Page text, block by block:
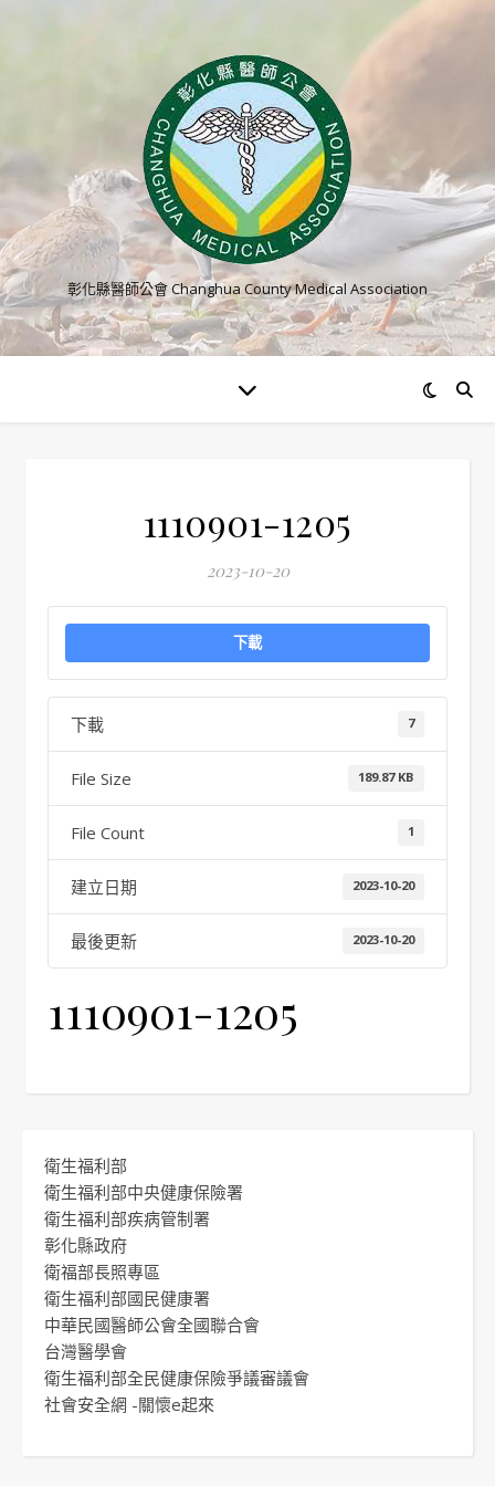
彰化縣醫師公會 Changhua County Medical Association
1110901-1205
2023-10-20
下載
下載 7
File Size 189.87 KB
File Count 1
建立日期 2023-10-20
最後更新 2023-10-20
1110901-1205
衛生福利部
衛生福利部中央健康保險署
衛生福利部疾病管制署
彰化縣政府
衛福部長照專區
衛生福利部國民健康署
中華民國醫師公會全國聯合會
台灣醫學會
衛生福利部全民健康保險爭議審議會
社會安全網 -關懷e起來